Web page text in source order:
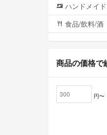
ハンドメイド
食品/飲料/酒
商品の価格で
円〜